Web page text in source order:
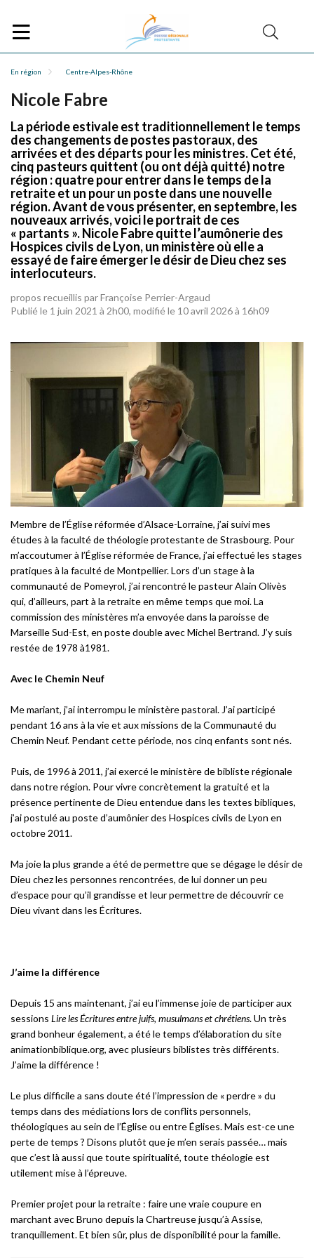
En région Centre-Alpes-Rhône
Nicole Fabre
La période estivale est traditionnellement le temps
des changements de postes pastoraux, des
arrivées et des départs pour les ministres. Cet été,
cinq pasteurs quittent (ou ont déjà quitté) notre
région : quatre pour entrer dans le temps de la
retraite et un pour un poste dans une nouvelle
région. Avant de vous présenter, en septembre, les
nouveaux arrivés, voici le portrait de ces
« partants ». Nicole Fabre quitte l’aumônerie des
Hospices civils de Lyon, un ministère où elle a
essayé de faire émerger le désir de Dieu chez ses
interlocuteurs.
propos recueillis par Françoise Perrier-Argaud
Publié le 1 juin 2021 à 2h00, modifié le 10 avril 2026 à 16h09
Membre de l’Église réformée d’Alsace-Lorraine, j’ai suivi mes
études à la faculté de théologie protestante de Strasbourg. Pour
m’accoutumer à l’Église réformée de France, j’ai effectué les stages
pratiques à la faculté de Montpellier. Lors d’un stage à la
communauté de Pomeyrol, j’ai rencontré le pasteur Alain Olivès
qui, d’ailleurs, part à la retraite en même temps que moi. La
commission des ministères m’a envoyée dans la paroisse de
Marseille Sud-Est, en poste double avec Michel Bertrand. J’y suis
restée de 1978 à1981.
Avec le Chemin Neuf
Me mariant, j’ai interrompu le ministère pastoral. J’ai participé
pendant 16 ans à la vie et aux missions de la Communauté du
Chemin Neuf. Pendant cette période, nos cinq enfants sont nés.
Puis, de 1996 à 2011, j’ai exercé le ministère de bibliste régionale
dans notre région. Pour vivre concrètement la gratuité et la
présence pertinente de Dieu entendue dans les textes bibliques,
j’ai postulé au poste d’aumônier des Hospices civils de Lyon en
octobre 2011.
Ma joie la plus grande a été de permettre que se dégage le désir de
Dieu chez les personnes rencontrées, de lui donner un peu
d’espace pour qu’il grandisse et leur permettre de découvrir ce
Dieu vivant dans les Écritures.
J’aime la différence
Depuis 15 ans maintenant, j’ai eu l’immense joie de participer aux
sessions Lire les Écritures entre juifs, musulmans et chrétiens. Un très
grand bonheur également, a été le temps d’élaboration du site
animationbiblique.org, avec plusieurs biblistes très différents.
J’aime la différence !
Le plus difficile a sans doute été l’impression de « perdre » du
temps dans des médiations lors de conflits personnels,
théologiques au sein de l’Église ou entre Églises. Mais est-ce une
perte de temps ? Disons plutôt que je m’en serais passée… mais
que c’est là aussi que toute spiritualité, toute théologie est
utilement mise à l’épreuve.
Premier projet pour la retraite : faire une vraie coupure en
marchant avec Bruno depuis la Chartreuse jusqu’à Assise,
tranquillement. Et bien sûr, plus de disponibilité pour la famille.